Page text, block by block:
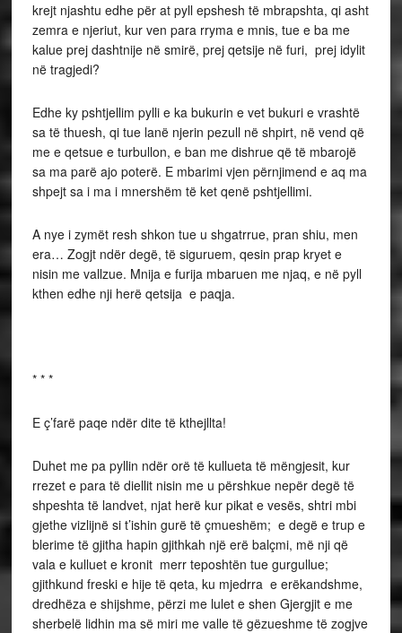
krejt njashtu edhe për at pyll epshesh të mbrapshta, qi asht
zemra e njeriut, kur ven para rryma e mnis, tue e ba me
kalue prej dashtnije në smirë, prej qetsije në furi, prej idylit
në tragjedi?
Edhe ky pshtjellim pylli e ka bukurin e vet bukuri e vrashtë
sa të thuesh, qi tue lanë njerin pezull në shpirt, në vend që
me e qetsue e turbullon, e ban me dishrue që të mbarojë
sa ma parë ajo poterë. E mbarimi vjen përnjimend e aq ma
shpejt sa i ma i mnershëm të ket qenë pshtjellimi.
A nye i zymët resh shkon tue u shgatrrue, pran shiu, men
era… Zogjt ndër degë, të siguruem, qesin prap kryet e
nisin me vallzue. Mnija e furija mbaruen me njaq, e në pyll
kthen edhe nji herë qetsija e paqja.
* * *
E ç’farë paqe ndër dite të kthejllta!
Duhet me pa pyllin ndër orë të kullueta të mëngjesit, kur
rrezet e para të diellit nisin me u përshkue nepër degë të
shpeshta të landvet, njat herë kur pikat e vesës, shtri mbi
gjethe vizlijnë si t’ishin gurë të çmueshëm; e degë e trup e
blerime të gjitha hapin gjithkah një erë balçmi, më nji që
vala e kulluet e kronit merr teposhtën tue gurgullue;
gjithkund freski e hije të qeta, ku mjedrra e erëkandshme,
dredhëza e shijshme, përzi me lulet e shen Gjergjit e me
sherbelë lidhin ma së miri me valle të gëzueshme të zogjve